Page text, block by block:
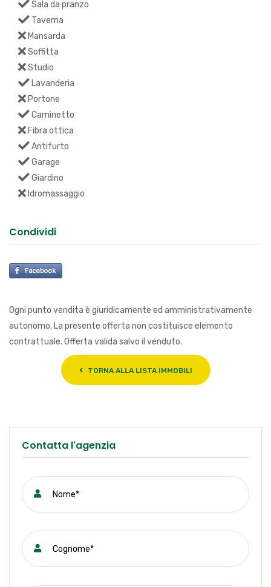
Sala da pranzo
Taverna
Mansarda
Soffitta
Studio
Lavanderia
Portone
Caminetto
Fibra ottica
Antifurto
Garage
Giardino
Idromassaggio
Condividi
Ogni punto vendita è giuridicamente ed amministrativamente
autonomo. La presente offerta non costituisce elemento
contrattuale. Offerta valida salvo il venduto.
TORNA ALLA LISTA IMMOBILI
Contatta l'agenzia